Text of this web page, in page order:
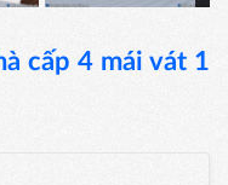
cấp 4 mái vát 1